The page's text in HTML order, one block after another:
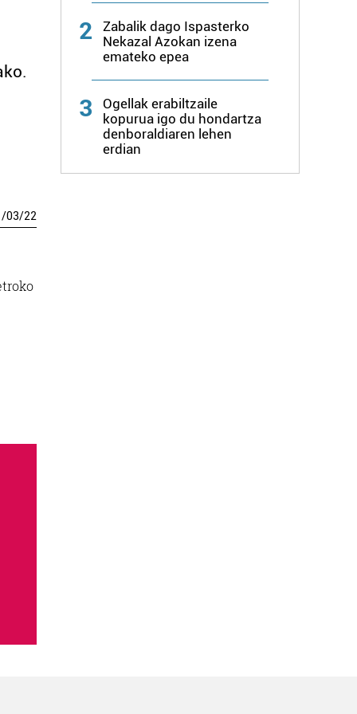
/03/22
2
Zabalik dago Ispasterko
Nekazal Azokan izena
emateko epea
3
Ogellak erabiltzaile
kopurua igo du hondartza
denboraldiaren lehen
erdian